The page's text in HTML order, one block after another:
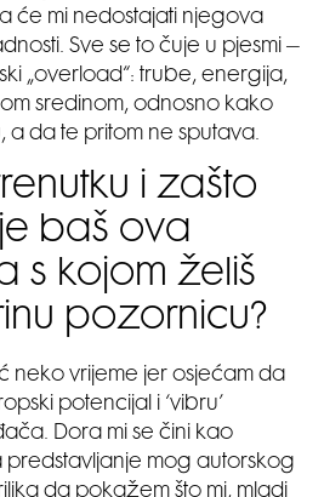
će mi nedostajati njegova
Sve se to čuje u pjesmi –
„overload“: trube, energija,
sredinom, odnosno kako
a da te pritom ne sputava.
i zašto
baš ova
s kojom želiš
pozornicu?
neko vrijeme jer osjećam da
potencijal i ‘vibru’
Dora mi se čini kao
predstavljanje mog autorskog
da pokažem što mi, mladi